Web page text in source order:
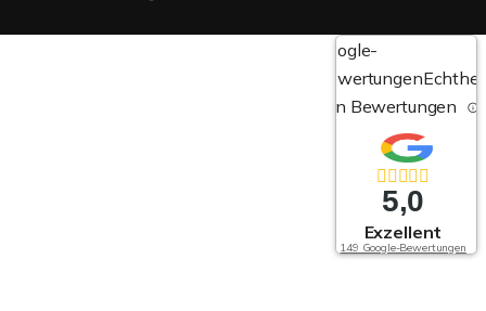
Google-
Bewertungen
von Bewertungen
5,0
Exzellent
149 Google-Bewertungen